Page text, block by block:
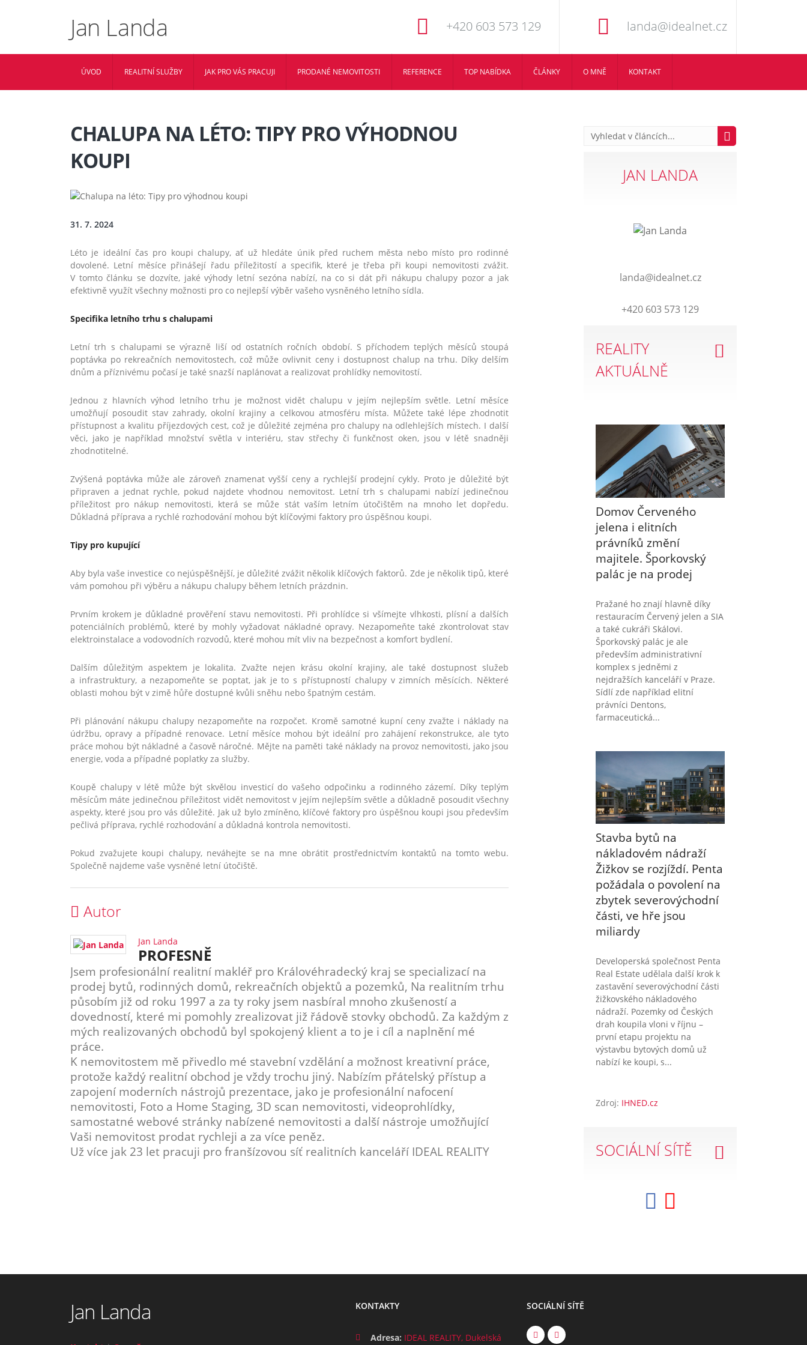
Jan Landa +420 603 573 129 landa@idealnet.cz
ÚVOD REALITNÍ SLUŽBY JAK PRO VÁS PRACUJI PRODANÉ NEMOVITOSTI REFERENCE TOP NABÍDKA ČLÁNKY O MNĚ KONTAKT
CHALUPA NA LÉTO: TIPY PRO VÝHODNOU
KOUPI
31. 7. 2024
Léto je ideální čas pro koupi chalupy, ať už hledáte únik před ruchem města nebo místo pro rodinné
dovolené. Letní měsíce přinášejí řadu příležitostí a specifik, které je třeba při koupi nemovitosti zvážit.
V tomto článku se dozvíte, jaké výhody letní sezóna nabízí, na co si dát při nákupu chalupy pozor a jak
efektivně využít všechny možnosti pro co nejlepší výběr vašeho vysněného letního sídla.
Specifika letního trhu s chalupami
Letní trh s chalupami se výrazně liší od ostatních ročních období. S příchodem teplých měsíců stoupá
poptávka po rekreačních nemovitostech, což může ovlivnit ceny i dostupnost chalup na trhu. Díky delším
dnům a příznivému počasí je také snazší naplánovat a realizovat prohlídky nemovitostí.
Jednou z hlavních výhod letního trhu je možnost vidět chalupu v jejím nejlepším světle. Letní měsíce
umožňují posoudit stav zahrady, okolní krajiny a celkovou atmosféru místa. Můžete také lépe zhodnotit
přístupnost a kvalitu příjezdových cest, což je důležité zejména pro chalupy na odlehlejších místech. I další
věci, jako je například množství světla v interiéru, stav střechy či funkčnost oken, jsou v létě snadněji
zhodnotitelné.
Zvýšená poptávka může ale zároveň znamenat vyšší ceny a rychlejší prodejní cykly. Proto je důležité být
připraven a jednat rychle, pokud najdete vhodnou nemovitost. Letní trh s chalupami nabízí jedinečnou
příležitost pro nákup nemovitosti, která se může stát vaším letním útočištěm na mnoho let dopředu.
Důkladná příprava a rychlé rozhodování mohou být klíčovými faktory pro úspěšnou koupi.
Tipy pro kupující
Aby byla vaše investice co nejúspěšnější, je důležité zvážit několik klíčových faktorů. Zde je několik tipů, které
vám pomohou při výběru a nákupu chalupy během letních prázdnin.
Prvním krokem je důkladné prověření stavu nemovitosti. Při prohlídce si všímejte vlhkosti, plísní a dalších
potenciálních problémů, které by mohly vyžadovat nákladné opravy. Nezapomeňte také zkontrolovat stav
elektroinstalace a vodovodních rozvodů, které mohou mít vliv na bezpečnost a komfort bydlení.
Dalším důležitým aspektem je lokalita. Zvažte nejen krásu okolní krajiny, ale také dostupnost služeb
a infrastruktury, a nezapomeňte se poptat, jak je to s přístupností chalupy v zimních měsících. Některé
oblasti mohou být v zimě hůře dostupné kvůli sněhu nebo špatným cestám.
Při plánování nákupu chalupy nezapomeňte na rozpočet. Kromě samotné kupní ceny zvažte i náklady na
údržbu, opravy a případné renovace. Letní měsíce mohou být ideální pro zahájení rekonstrukce, ale tyto
práce mohou být nákladné a časově náročné. Mějte na paměti také náklady na provoz nemovitosti, jako jsou
energie, voda a případné poplatky za služby.
Koupě chalupy v létě může být skvělou investicí do vašeho odpočinku a rodinného zázemí. Díky teplým
měsícům máte jedinečnou příležitost vidět nemovitost v jejím nejlepším světle a důkladně posoudit všechny
aspekty, které jsou pro vás důležité. Jak už bylo zmíněno, klíčové faktory pro úspěšnou koupi jsou především
pečlivá příprava, rychlé rozhodování a důkladná kontrola nemovitosti.
Pokud zvažujete koupi chalupy, neváhejte se na mne obrátit prostřednictvím kontaktů na tomto webu.
Společně najdeme vaše vysněné letní útočiště.
Autor
Jan Landa
PROFESNĚ
Jsem profesionální realitní makléř pro Královéhradecký kraj se specializací na
prodej bytů, rodinných domů, rekreačních objektů a pozemků, Na realitním trhu
působím již od roku 1997 a za ty roky jsem nasbíral mnoho zkušeností a
dovedností, které mi pomohly zrealizovat již řádově stovky obchodů. Za každým z
mých realizovaných obchodů byl spokojený klient a to je i cíl a naplnění mé
práce.
K nemovitostem mě přivedlo mé stavební vzdělání a možnost kreativní práce,
protože každý realitní obchod je vždy trochu jiný. Nabízím přátelský přístup a
zapojení moderních nástrojů prezentace, jako je profesionální nafocení
nemovitosti, Foto a Home Staging, 3D scan nemovitosti, videoprohlídky,
samostatné webové stránky nabízené nemovitosti a další nástroje umožňující
Vaši nemovitost prodat rychleji a za více peněz.
Už více jak 23 let pracuji pro franšízovou síť realitních kanceláří IDEAL REALITY
JAN LANDA
landa@idealnet.cz
+420 603 573 129
REALITY
AKTUÁLNĚ
Domov Červeného
jelena i elitních
právníků změní
majitele. Šporkovský
palác je na prodej
Pražané ho znají hlavně díky
restauracím Červený jelen a SIA
a také cukráři Skálovi.
Šporkovský palác je ale
především administrativní
komplex s jedněmi z
nejdražších kanceláří v Praze.
Sídlí zde například elitní
právníci Dentons,
farmaceutická...
Stavba bytů na
nákladovém nádraží
Žižkov se rozjíždí. Penta
požádala o povolení na
zbytek severovýchodní
části, ve hře jsou
miliardy
Developerská společnost Penta
Real Estate udělala další krok k
zastavění severovýchodní části
žižkovského nákladového
nádraží. Pozemky od Českých
drah koupila vloni v říjnu –
první etapu projektu na
výstavbu bytových domů už
nabízí ke koupi, s...
Zdroj: IHNED.cz
SOCIÁLNÍ SÍTĚ
Jan Landa KONTAKTY
Adresa: IDEAL REALITY, Dukelská
SOCIÁLNÍ SÍTĚ